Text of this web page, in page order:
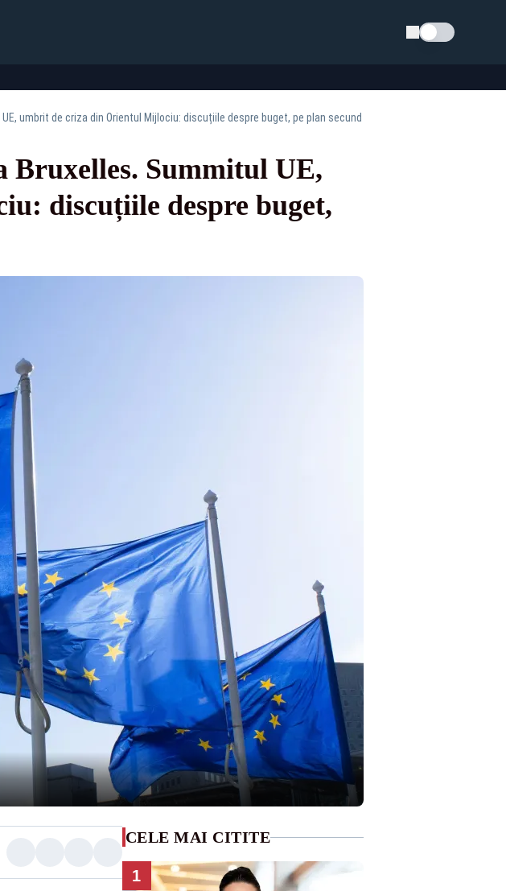
Schimba tema
umbrit de criza din Orientul Mijlociu: discuțiile despre buget, pe plan secund
Bruxelles. Summitul UE,
discuțiile despre buget,
CELE MAI CITITE
1